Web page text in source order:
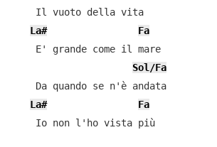
    Il vuoto della vita
La#
Fa
    E' grande come il mare
Sol/Fa
    Da quando se n'è andata
La#
Fa
    Io non l'ho vista più